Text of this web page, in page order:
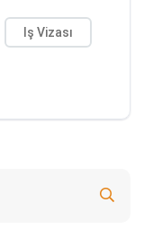
Iş Vizası